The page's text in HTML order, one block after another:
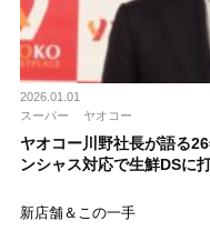
2026.01.01
スーパー
ヤオコー
ヤオコー川野社長が語る
ンシャス対応で生鮮DSに
新店舗＆この一手